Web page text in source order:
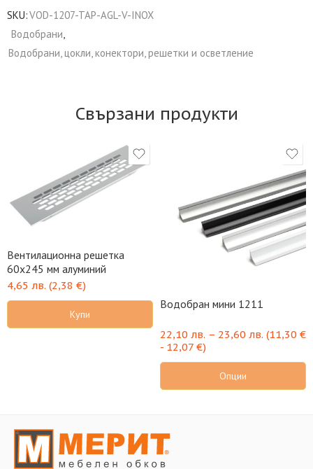
SKU:VOD-1207-TAP-AGL-V-INOX
Водобрани,
Водобрани, цокли, конектори, решетки и осветление
Свързани продукти
Вентилационна решетка
60х245 мм алуминий
4,65 лв. (2,38 €)
Купи
Водобран мини 1211
22,10 лв. – 23,60 лв. (11,30 €
- 12,07 €)
Опции